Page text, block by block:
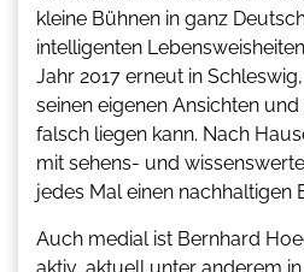
kleine Bühnen in ganz
intelligenten
Jahr 2017 erneut in
seinen eigenen Ansichten
falsch liegen kann. Nach
mit sehens- und
jedes Mal einen nachhaltigen
Auch medial ist Bernhard